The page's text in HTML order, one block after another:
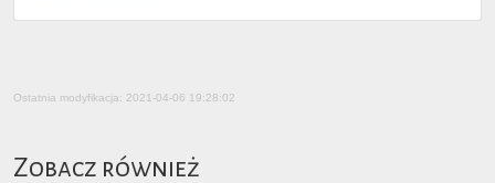
Ostatnia modyfikacja: 2021-04-06 19:28:02
Zobacz również